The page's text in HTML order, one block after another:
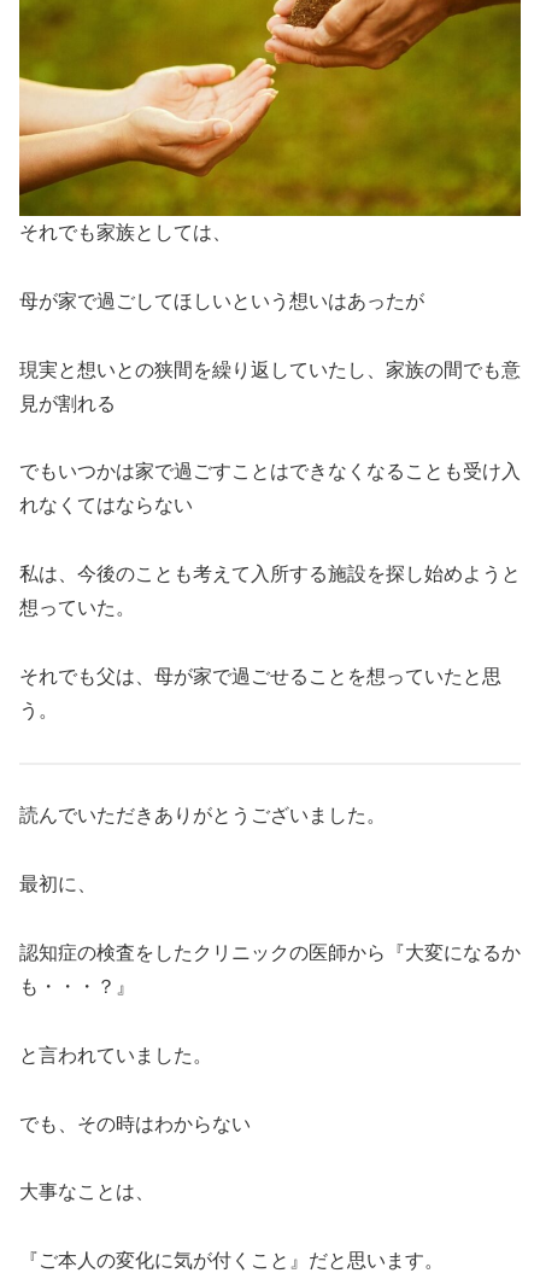
それでも家族としては、
母が家で過ごしてほしいという想いはあったが
現実と想いとの狭間を繰り返していたし、家族の間でも意
見が割れる
でもいつかは家で過ごすことはできなくなることも受け入
れなくてはならない
私は、今後のことも考えて入所する施設を探し始めようと
想っていた。
それでも父は、母が家で過ごせることを想っていたと思
う。
読んでいただきありがとうございました。
最初に、
認知症の検査をしたクリニックの医師から『大変になるか
も・・・？』
と言われていました。
でも、その時はわからない
大事なことは、
『ご本人の変化に気が付くこと』だと思います。